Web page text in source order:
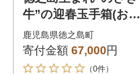
牛”の迎春玉手箱(おせ
ち)焼肉希少部位セッ
ト(二段)
鹿児島県徳之島町
寄付金額 67,000円
（0件）